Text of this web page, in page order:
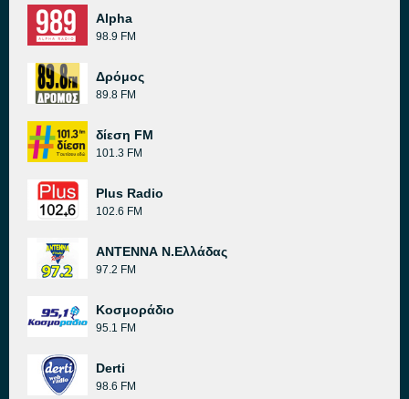
Alpha
98.9 FM
Δρόμος
89.8 FM
δίεση FM
101.3 FM
Plus Radio
102.6 FM
ΑΝΤΕΝΝΑ Ν.Ελλάδας
97.2 FM
Κοσμοράδιο
95.1 FM
Derti
98.6 FM